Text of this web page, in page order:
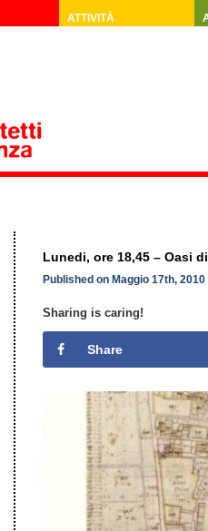
ATTIVITÀ
Lunedi, ore 18,45 – Oasi
Published on Maggio 17th,
Sharing is caring!
Share